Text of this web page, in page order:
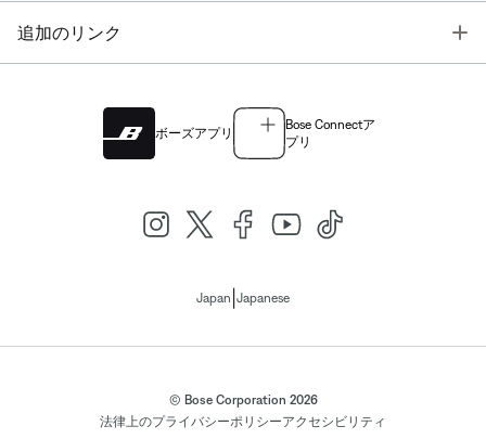
追加のリンク
ボーズアプリ
Bose Connectア
プリ
Japan Japanese
© Bose Corporation 2026
法律上のプライバシーポリシーアクセシビリティ